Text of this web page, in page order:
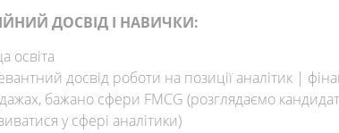
ДОСВІД І НАВИЧКИ:
освіта
досвід роботи на позиції аналітик |
бажано сфери FMCG (розглядаємо
у сфері аналітики)